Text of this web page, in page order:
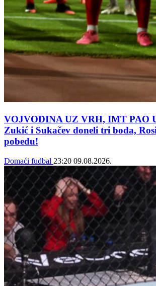
VOJVODINA UZ VRH, IMT PAO
Zukić i Sukačev doneli tri boda,
pobedu!
Domaći fudbal 23:20 09.08.2026.